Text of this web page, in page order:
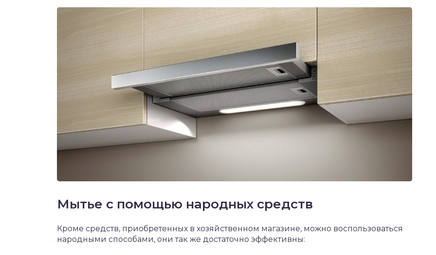
Мытье с помощью народных средств
Кроме средств, приобретенных в хозяйственном магазине, можно воспользоваться
народными способами, они так же достаточно эффективны: